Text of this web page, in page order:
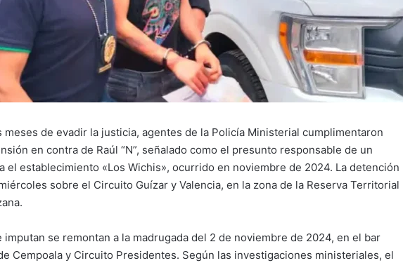
meses de evadir la justicia, agentes de la Policía Ministerial cumplimentaron
en contra de Raúl “N”, señalado como el presunto responsable de un
el establecimiento «Los Wichis», ocurrido en noviembre de 2024. La detención
sobre el Circuito Guízar y Valencia, en la zona de la Reserva Territorial
imputan se remontan a la madrugada del 2 de noviembre de 2024, en el bar
Cempoala y Circuito Presidentes. Según las investigaciones ministeriales, el